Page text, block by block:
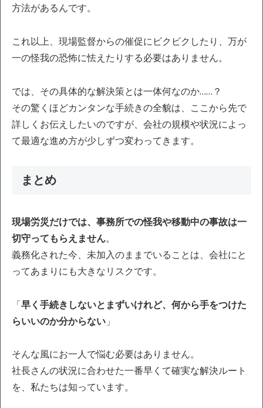
方法があるんです。
これ以上、現場監督からの催促にビクビクしたり、万が
一の怪我の恐怖に怯えたりする必要はありません。
では、その具体的な解決策とは一体何なのか……？
その驚くほどカンタンな手続きの全貌は、ここから先で
詳しくお伝えしたいのですが、会社の規模や状況によっ
て最適な進め方が少しずつ変わってきます。
まとめ
現場労災だけでは、事務所での怪我や移動中の事故は一
切守ってもらえません。
義務化された今、未加入のままでいることは、会社にと
ってあまりにも大きなリスクです。
「早く手続きしないとまずいけれど、何から手をつけた
らいいのか分からない 」
そんな風にお一人で悩む必要はありません。
社長さんの状況に合わせた一番早くて確実な解決ルート
を、私たちは知っています。